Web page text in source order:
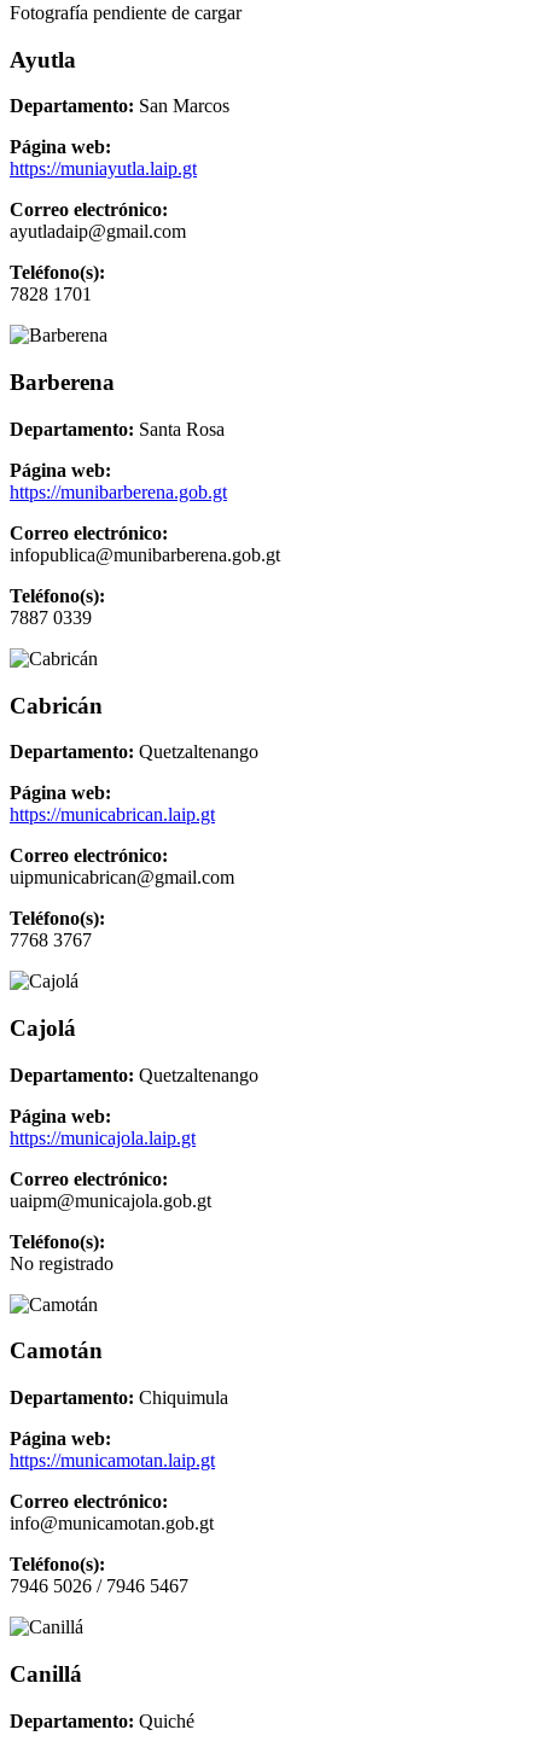
Fotografía pendiente de cargar
Ayutla
Departamento: San Marcos
Página web:
https://muniayutla.laip.gt
Correo electrónico:
ayutladaip@gmail.com
Teléfono(s):
7828 1701
Barberena
Departamento: Santa Rosa
Página web:
https://munibarberena.gob.gt
Correo electrónico:
infopublica@munibarberena.gob.gt
Teléfono(s):
7887 0339
Cabricán
Departamento: Quetzaltenango
Página web:
https://municabrican.laip.gt
Correo electrónico:
uipmunicabrican@gmail.com
Teléfono(s):
7768 3767
Cajolá
Departamento: Quetzaltenango
Página web:
https://municajola.laip.gt
Correo electrónico:
uaipm@municajola.gob.gt
Teléfono(s):
No registrado
Camotán
Departamento: Chiquimula
Página web:
https://municamotan.laip.gt
Correo electrónico:
info@municamotan.gob.gt
Teléfono(s):
7946 5026 / 7946 5467
Canillá
Departamento: Quiché